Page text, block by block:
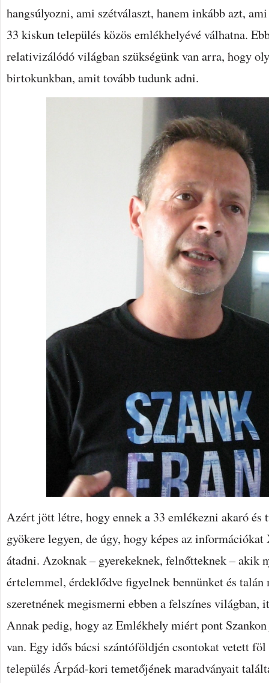
hangsúlyozni, ami szétválaszt, hanem inkább azt,
33 kiskun település közös emlékhelyévé válhatna.
relativizálódó világban szükségünk van arra, hogy
birtokunkban, amit tovább tudunk adni.
Azért jött létre, hogy ennek a 33 emlékezni akaró és
gyökere legyen, de úgy, hogy képes az
átadni. Azoknak – gyerekeknek, felnőtteknek – akik
értelemmel, érdeklődve figyelnek bennünket és
szeretnének megismerni ebben a felszínes világban,
Annak pedig, hogy az Emlékhely miért pont
van. Egy idős bácsi szántóföldjén csontokat vetett
település Árpád-kori temetőjének maradványait